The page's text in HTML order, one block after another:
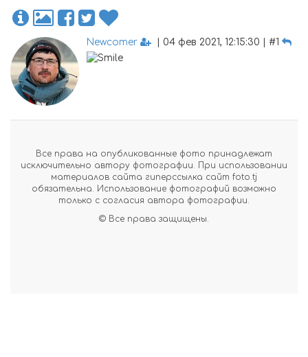
Newcomer | 04 фев 2021, 12:15:30 | #1
Все права на опубликованные фото принадлежат
исключительно автору фотографии. При использовании
материалов сайта гиперссылка сайт foto.tj
обязательна. Использование фотографий возможно
только с согласия автора фотографии.
© Все права защищены.